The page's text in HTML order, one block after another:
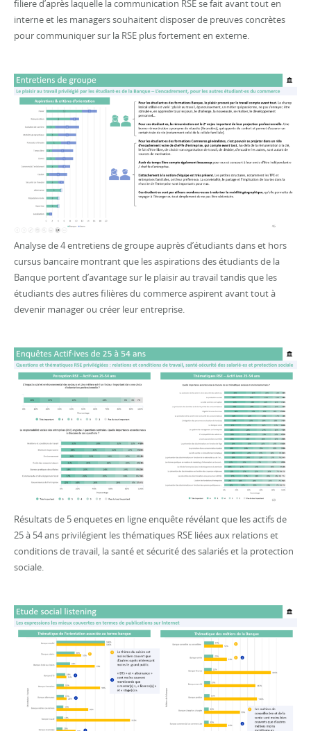
filiere d’après laquelle la communication RSE se fait avant tout en
interne et les managers souhaitent disposer de preuves concrètes
pour communiquer sur la RSE plus fortement en externe.
Analyse de 4 entretiens de groupe auprès d’étudiants dans et hors
cursus bancaire montrant que les aspirations des étudiants de la
Banque portent d’avantage sur le plaisir au travail tandis que les
étudiants des autres filières du commerce aspirent avant tout à
devenir manager ou créer leur entreprise.
Résultats de 5 enquetes en ligne enquête révélant que les actifs de
25 à 54 ans privilégient les thématiques RSE liées aux relations et
conditions de travail, la santé et sécurité des salariés et la protection
sociale.